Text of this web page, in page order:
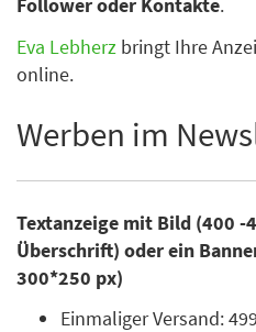
Eva Lebherz bringt Ihre
online.
Werben im
Textanzeige mit Bild (400 -
Überschrift) oder ein
300*250 px)
Einmaliger Versand: